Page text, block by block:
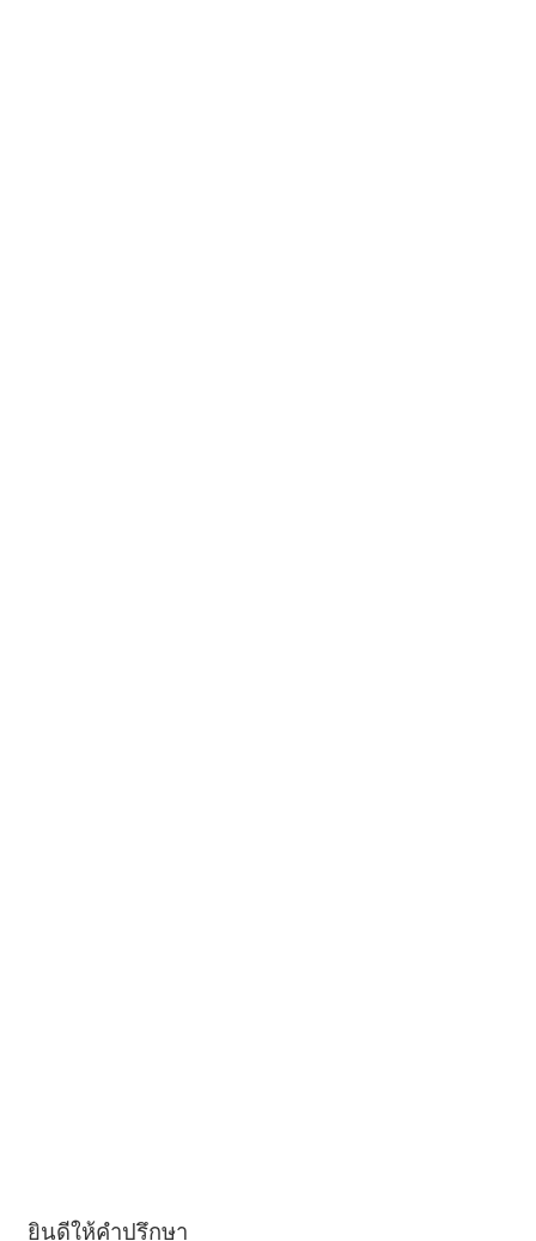
ยินดีให้คำปรึกษา